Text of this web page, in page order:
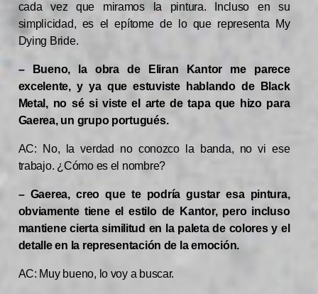
cada vez que miramos la pintura. Incluso en su
simplicidad, es el epítome de lo que representa My
Dying Bride.
– Bueno, la obra de Eliran Kantor me parece
excelente, y ya que estuviste hablando de Black
Metal, no sé si viste el arte de tapa que hizo para
Gaerea, un grupo portugués.
AC: No, la verdad no conozco la banda, no vi ese
trabajo. ¿Cómo es el nombre?
– Gaerea, creo que te podría gustar esa pintura,
obviamente tiene el estilo de Kantor, pero incluso
mantiene cierta similitud en la paleta de colores y el
detalle en la representación de la emoción.
AC: Muy bueno, lo voy a buscar.